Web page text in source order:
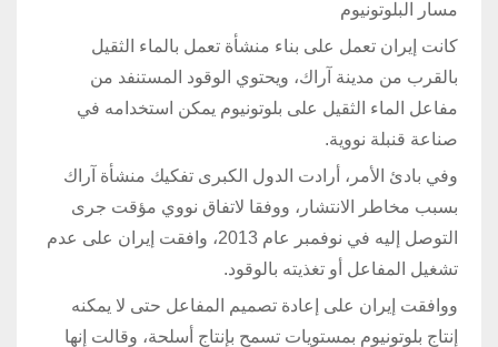
مسار البلوتونيوم
كانت إيران تعمل على بناء منشأة تعمل بالماء الثقيل
بالقرب من مدينة آراك، ويحتوي الوقود المستنفد من
مفاعل الماء الثقيل على بلوتونيوم يمكن استخدامه في
صناعة قنبلة نووية.
وفي بادئ الأمر، أرادت الدول الكبرى تفكيك منشأة آراك
بسبب مخاطر الانتشار، ووفقا لاتفاق نووي مؤقت جرى
التوصل إليه في نوفمبر عام 2013، وافقت إيران على عدم
تشغيل المفاعل أو تغذيته بالوقود.
ووافقت إيران على إعادة تصميم المفاعل حتى لا يمكنه
إنتاج بلوتونيوم بمستويات تسمح بإنتاج أسلحة، وقالت إنها